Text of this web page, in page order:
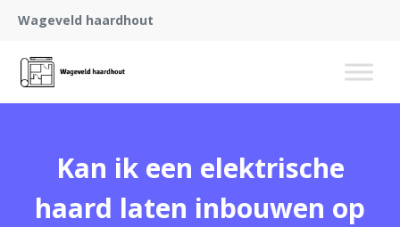
Wageveld haardhout
Kan ik een elektrische
haard laten inbouwen op